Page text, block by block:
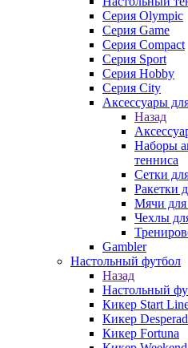
Серия Olympic
Серия Game
Серия Compact
Серия Sport
Серия Hobby
Серия City
Аксессуары
Назад
Наборы
тенниса
Сетки
Ракетки
Мячи для
Чехлы
Gambler
Настольный футбол
Назад
Настольный
Кикер Start
Кикер
Кикер Fortuna